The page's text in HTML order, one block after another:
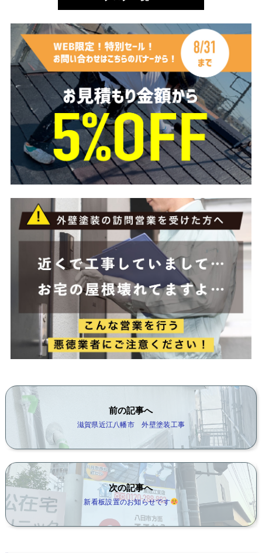
前の記事へ
滋賀県近江八幡市 外壁塗装工事
次の記事へ
新看板設置のお知らせです